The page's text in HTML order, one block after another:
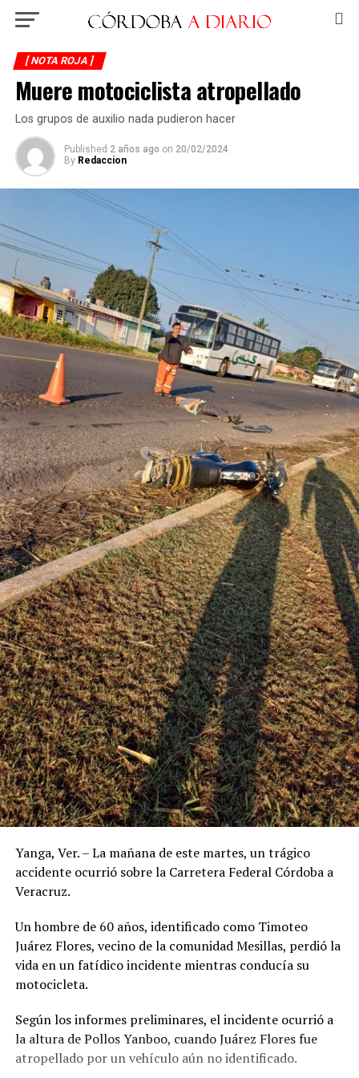
[ NOTA ROJA ]
Muere motociclista atropellado
Los grupos de auxilio nada pudieron hacer
Published 2 años ago on 20/02/2024
By Redaccion
Yanga, Ver. – La mañana de este martes, un trágico
accidente ocurrió sobre la Carretera Federal Córdoba a
Veracruz.
Un hombre de 60 años, identificado como Timoteo
Juárez Flores, vecino de la comunidad Mesillas, perdió la
vida en un fatídico incidente mientras conducía su
motocicleta.
Según los informes preliminares, el incidente ocurrió a
la altura de Pollos Yanboo, cuando Juárez Flores fue
atropellado por un vehículo aún no identificado.